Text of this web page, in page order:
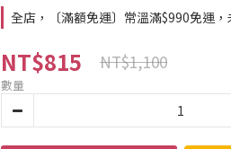
全店，〔滿額免運〕常溫滿$990免運
NT$815 NT$1,100
數量